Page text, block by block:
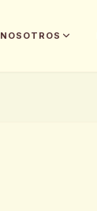
NOSOTROS